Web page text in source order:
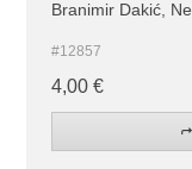
Branimir Dakić,
#12857
4,00 €